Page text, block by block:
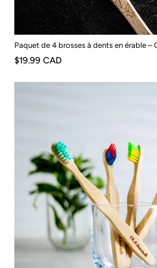
Paquet de 4 brosses à dents en érable –
$19.99 CAD